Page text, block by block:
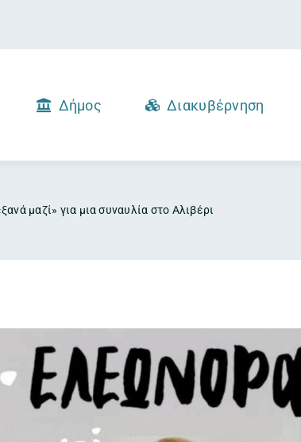
Δήμος Διακυβέρνηση
μαζί» για μια συναυλία στο Αλιβέρι